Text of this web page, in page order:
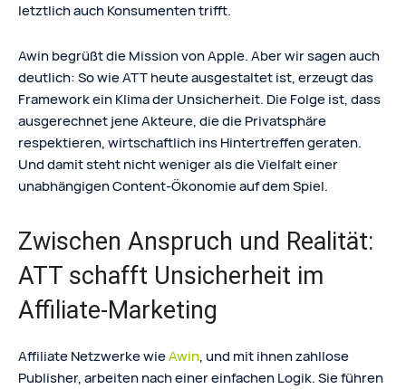
letztlich auch Konsumenten trifft.
Awin begrüßt die Mission von Apple. Aber wir sagen auch
deutlich: So wie ATT heute ausgestaltet ist, erzeugt das
Framework ein Klima der Unsicherheit. Die Folge ist, dass
ausgerechnet jene Akteure, die die Privatsphäre
respektieren, wirtschaftlich ins Hintertreffen geraten.
Und damit steht nicht weniger als die Vielfalt einer
unabhängigen Content-Ökonomie auf dem Spiel.
Zwischen Anspruch und Realität:
ATT schafft Unsicherheit im
Affiliate-Marketing
Affiliate Netzwerke wieAwin, und mit ihnen zahllose
Publisher, arbeiten nach einer einfachen Logik. Sie führen